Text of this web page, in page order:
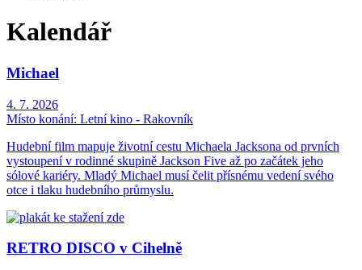
Kalendář
Michael
4. 7. 2026
Místo konání: Letní kino - Rakovník
Hudební film mapuje životní cestu Michaela Jacksona od prvních
vystoupení v rodinné skupině Jackson Five až po začátek jeho
sólové kariéry. Mladý Michael musí čelit přísnému vedení svého
otce i tlaku hudebního průmyslu.
RETRO DISCO v Cihelně